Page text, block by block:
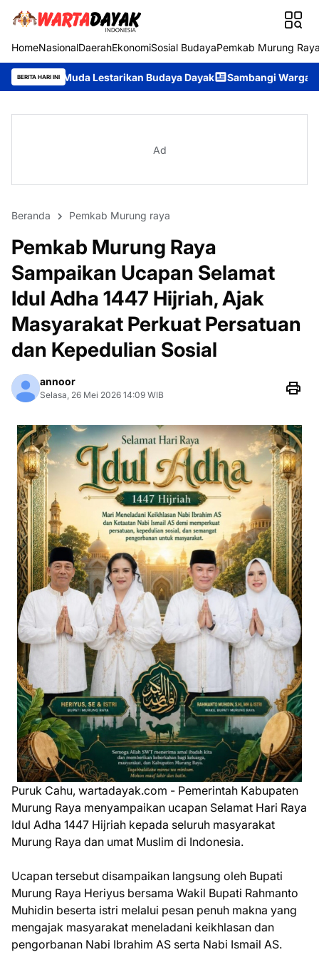
HomeNasionalDaerahEkonomiSosial BudayaPemkab Murung
BERITA HARI INIBudaya Dayak Sambangi Warga Desa, Ditpolairud
Ad
Beranda Pemkab Murung raya
Pemkab Murung Raya
Sampaikan Ucapan Selamat
Idul Adha 1447 Hijriah, Ajak
Masyarakat Perkuat Persatuan
dan Kepedulian Sosial
annoor
Selasa, 26 Mei 2026 14:09 WIB
Puruk Cahu, wartadayak.com - Pemerintah Kabupaten
Murung Raya menyampaikan ucapan Selamat Hari Raya
Idul Adha 1447 Hijriah kepada seluruh masyarakat
Murung Raya dan umat Muslim di Indonesia.
Ucapan tersebut disampaikan langsung oleh Bupati
Murung Raya Heriyus bersama Wakil Bupati Rahmanto
Muhidin beserta istri melalui pesan penuh makna yang
mengajak masyarakat meneladani keikhlasan dan
pengorbanan Nabi Ibrahim AS serta Nabi Ismail AS.